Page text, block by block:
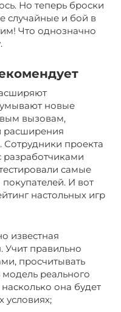
Но теперь броски
случайные и бой в
Что однозначно
новые
вызовам,
расширения
проекта
разработчиками
самые
И вот
настольных игр
известная
Учит правильно
просчитывать
реального
она будет
условиях;